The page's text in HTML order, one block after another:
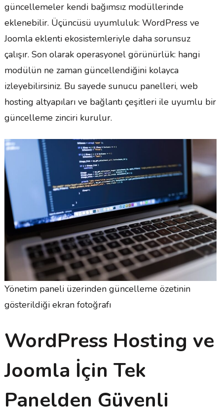
güncellemeler kendi bağımsız modüllerinde
eklenebilir. Üçüncüsü uyumluluk: WordPress ve
Joomla eklenti ekosistemleriyle daha sorunsuz
çalışır. Son olarak operasyonel görünürlük: hangi
modülün ne zaman güncellendiğini kolayca
izleyebilirsiniz. Bu sayede sunucu panelleri, web
hosting altyapıları ve bağlantı çeşitleri ile uyumlu bir
güncelleme zinciri kurulur.
Yönetim paneli üzerinden güncelleme özetinin
gösterildiği ekran fotoğrafı
WordPress Hosting ve
Joomla İçin Tek
Panelden Güvenli